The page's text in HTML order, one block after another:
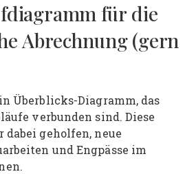
für die
Abrechnung (gern
Überblicks-Diagramm, das
verbunden sind. Diese
geholfen, neue
und Engpässe im